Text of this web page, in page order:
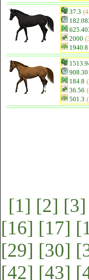
37.3
2000
1940.8
184.8
36.56
501.3
[1] [2] [3]
[16] [17]
[29] [30]
[42] [43]